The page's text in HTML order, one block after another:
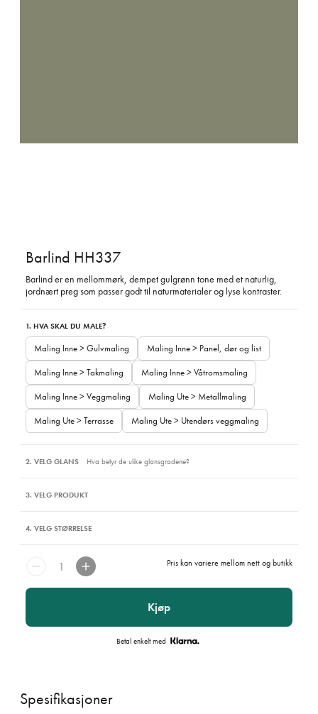
Barlind HH337
Barlind er en mellommørk, dempet gulgrønn tone med et naturlig,
jordnært preg som passer godt til naturmaterialer og lyse kontraster.
1. HVA SKAL DU MALE?
Maling Inne > Gulvmaling
Maling Inne > Panel, dør og list
Maling Inne > Takmaling
Maling Inne > Våtromsmaling
Maling Inne > Veggmaling
Maling Ute > Metallmaling
Maling Ute > Terrasse
Maling Ute > Utendørs veggmaling
2. VELG GLANS Hva betyr de ulike glansgradene?
3. VELG PRODUKT
4. VELG STØRRELSE
Pris kan variere mellom nett og butikk
Kjøp
Betal enkelt med
Spesifikasjoner